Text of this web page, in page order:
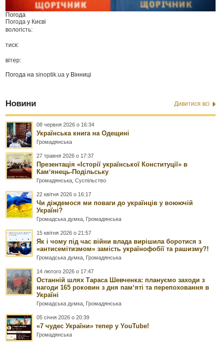
Погода
Погода у Києві
вологість:
тиск:
вітер:
Погода наsinoptik.ua у Вінниці
Новини Дивитися всі
08 червня 2026 о 16:34
Українська книга на Одещині
Громадянська
27 травня 2026 о 17:37
Презентація «Історії української Конституції» в
Камʼянець-Подільську
Громадянська ,Суспільство
22 квітня 2026 о 16:17
Чи діждемося ми поваги до українців у воюючій
Україні?
Громадська думка Громадянська
15 квітня 2026 о 21:57
Як і чому під час війни влада вирішила боротися з
«антисемітизмом» замість українофобії та рашизму?!
Громадська думка Громадянська
14 лютого 2026 о 17:47
Останній шлях Тараса Шевченка: плануємо заходи з
нагоди 165 роковин з дня памʼяті та перепоховання в
Україні
Громадська думка Громадянська
05 січня 2026 о 20:39
«7 чудес України» тепер у YouTube!
Громадянська